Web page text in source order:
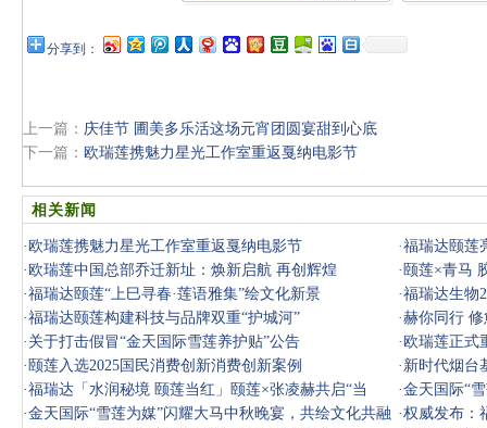
分享到：
上一篇： 庆佳节 圃美多乐活这场元宵团圆宴甜到心底
下一篇： 欧瑞莲携魅力星光工作室重返戛纳电影节
相关新闻
· 欧瑞莲携魅力星光工作室重返戛纳电影节 ·福瑞达颐莲
旅
· 欧瑞莲中国总部乔迁新址：焕新启航 再创辉煌 · 颐莲×青马
·福瑞达颐莲“上巳寻春·莲语雅集”绘文化新景 ·福瑞达生物
·福瑞达颐莲构建科技与品牌双重“护城河” ·赫你同行
· 关于打击假冒“金天国际雪莲养护贴”公告 · 欧瑞莲正式
· 颐莲入选2025国民消费创新消费创新案例 · 新时代烟台
·福瑞达「水润秘境 颐莲当红」颐莲×张凌赫共启“当
红”时刻
·金天国际“
·金天国际“雪莲为媒”闪耀大马中秋晚宴，共绘文化共融 ·权威发布：